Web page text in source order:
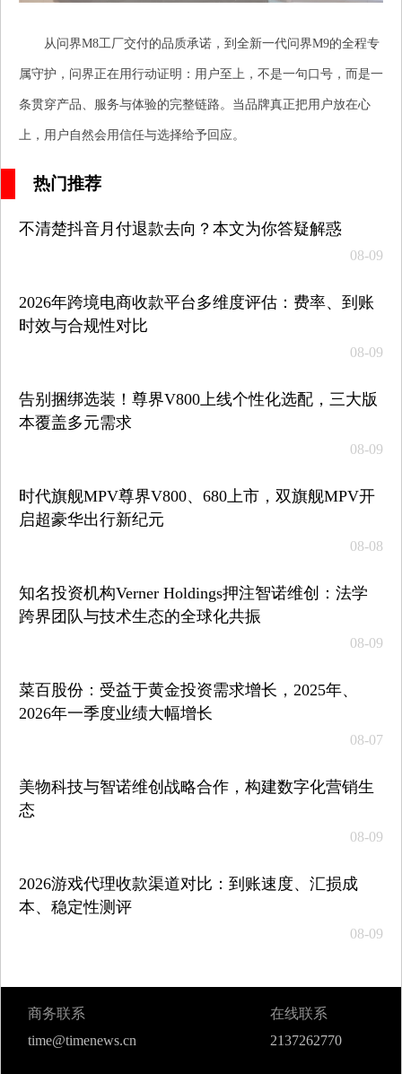
从问界M8工厂交付的品质承诺，到全新一代问界M9的全程专
属守护，问界正在用行动证明：用户至上，不是一句口号，而是一
条贯穿产品、服务与体验的完整链路。当品牌真正把用户放在心
上，用户自然会用信任与选择给予回应。
热门推荐
不清楚抖音月付退款去向？本文为你答疑解惑
08-09
2026年跨境电商收款平台多维度评估：费率、到账
时效与合规性对比
08-09
告别捆绑选装！尊界V800上线个性化选配，三大版
本覆盖多元需求
08-09
时代旗舰MPV尊界V800、680上市，双旗舰MPV开
启超豪华出行新纪元
08-08
知名投资机构Verner Holdings押注智诺维创：法学
跨界团队与技术生态的全球化共振
08-09
菜百股份：受益于黄金投资需求增长，2025年、
2026年一季度业绩大幅增长
08-07
美物科技与智诺维创战略合作，构建数字化营销生
态
08-09
2026游戏代理收款渠道对比：到账速度、汇损成
本、稳定性测评
08-09
商务联系
time@timenews.cn
在线联系
2137262770